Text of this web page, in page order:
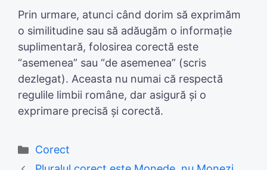
Prin urmare, atunci când dorim să exprimăm
o similitudine sau să adăugăm o informație
suplimentară, folosirea corectă este
“asemenea” sau “de asemenea” (scris
dezlegat). Aceasta nu numai că respectă
regulile limbii române, dar asigură și o
exprimare precisă și corectă.
Categories
Corect